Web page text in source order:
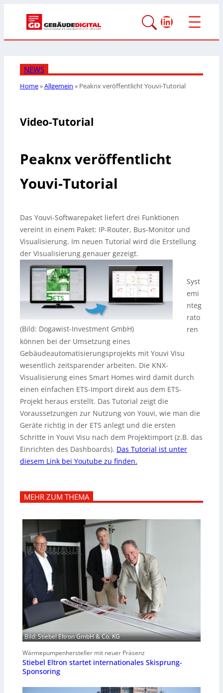
LinkedIn
NEWS
Home»Allgemein » Peaknx veröffentlicht Youvi-Tutorial
Video-Tutorial
Peaknx veröffentlicht
Youvi-Tutorial
Das Youvi-Softwarepaket liefert drei Funktionen
vereint in einem Paket: IP-Router, Bus-Monitor und
Visualisierung. Im neuen Tutorial wird die Erstellung
der Visualisierung genauer gezeigt.
(Bild: Dogawist-Investment GmbH)
Syst
emi
nteg
rato
ren
können bei der Umsetzung eines
Gebäudeautomatisierungsprojekts mit Youvi Visu
wesentlich zeitsparender arbeiten. Die KNX-
Visualisierung eines Smart Homes wird damit durch
einen einfachen ETS-Import direkt aus dem ETS-
Projekt heraus erstellt. Das Tutorial zeigt die
Voraussetzungen zur Nutzung von Youvi, wie man die
Geräte richtig in der ETS anlegt und die ersten
Schritte in Youvi Visu nach dem Projektimport (z.B. das
Einrichten des Dashboards). Das Tutorial ist unter
diesem Link bei Youtube zu finden.
MEHR ZUM THEMA
Bild: Stiebel Eltron GmbH & Co. KG
Wärmepumpenhersteller mit neuer Präsenz
Stiebel Eltron startet internationales Skisprung-
Sponsoring